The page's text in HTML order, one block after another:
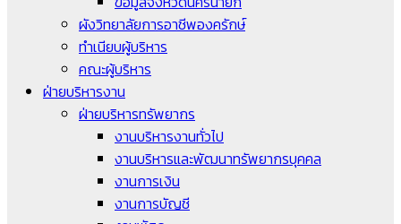
ผังวิทยาลัยการอาชีพองครักษ์
ทำเนียบผู้บริหาร
คณะผู้บริหาร
ฝ่ายบริหารงาน
ฝ่ายบริหารทรัพยากร
งานบริหารงานทั่วไป
งานบริหารและพัฒนาทรัพยากรบุคคล
งานการเงิน
งานการบัญชี